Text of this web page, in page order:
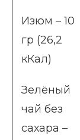
Изюм – 10
гр (26,2
кКал)
Зелёный
чай без
сахара –